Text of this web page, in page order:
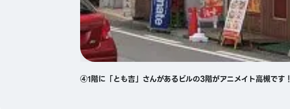
④1階に「とも吉」さんがあるビルの3階がアニメイト高槻です！